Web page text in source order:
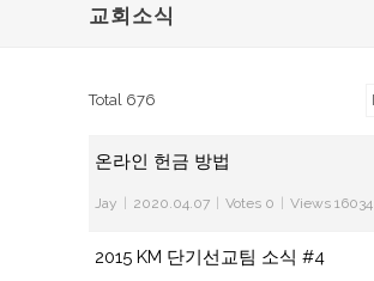
교회소식
Total 676
온라인 헌금 방법
Jay 2020.04.07 Votes 0 Views 16034
2015 KM 단기선교팀 소식 #4